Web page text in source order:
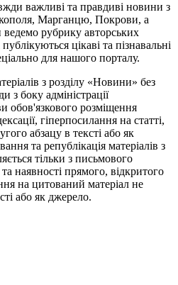
важливі та правдиві новини з
Марганцю, Покрови, а
ведемо рубрику авторських
цікаві та пізнавальні
для нашого порталу.
з розділу «Новини» без
з боку адміністрації
обов'язкового розміщення
гіперпосилання на статті,
абзацу в тексті або як
та републікація матеріалів з
тільки з письмового
та наявності прямого, відкритого
на цитований матеріал не
або як джерело.